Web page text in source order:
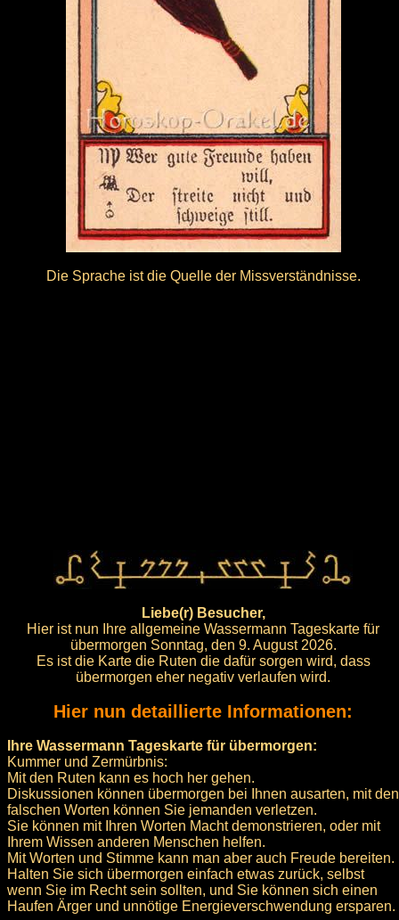
Die Sprache ist die Quelle der Missverständnisse.
Liebe(r) Besucher,
Hier ist nun Ihre allgemeine Wassermann Tageskarte für
übermorgen Sonntag, den 9. August 2026.
Es ist die Karte die Ruten die dafür sorgen wird, dass
übermorgen eher negativ verlaufen wird.
Hier nun detaillierte Informationen:
Ihre Wassermann Tageskarte für übermorgen:
Kummer und Zermürbnis:
Mit den Ruten kann es hoch her gehen.
Diskussionen können übermorgen bei Ihnen ausarten, mit den
falschen Worten können Sie jemanden verletzen.
Sie können mit Ihren Worten Macht demonstrieren, oder mit
Ihrem Wissen anderen Menschen helfen.
Mit Worten und Stimme kann man aber auch Freude bereiten.
Halten Sie sich übermorgen einfach etwas zurück, selbst
wenn Sie im Recht sein sollten, und Sie können sich einen
Haufen Ärger und unnötige Energieverschwendung ersparen.